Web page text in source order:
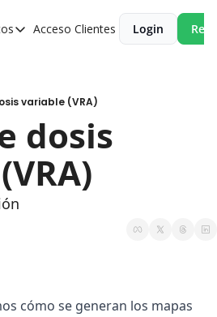
Estudio de Zonificación
Monitoreo Satelital de Cultivos
Acceso Clientes Login
variable (VRA)
dosis
cómo se generan los mapas